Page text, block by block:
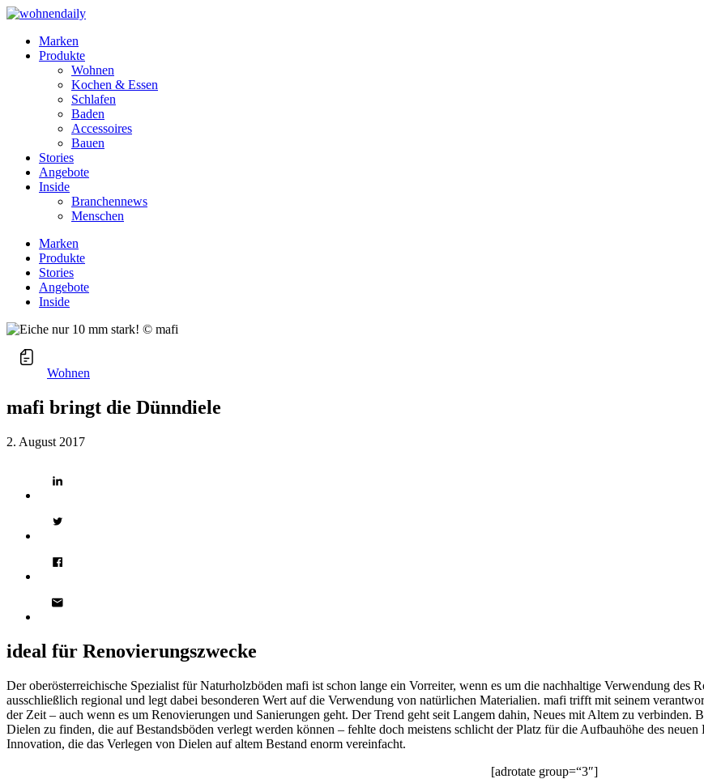
Marken
Produkte
Wohnen
Kochen & Essen
Schlafen
Baden
Accessoires
Bauen
Stories
Angebote
Inside
Branchennews
Menschen
Marken
Produkte
Stories
Angebote
Inside
Wohnen
mafi bringt die Dünndiele
2. August 2017
ideal für Renovierungszwecke
Der oberösterreichische Spezialist für Naturholzböden mafi ist schon lange ein Vorreiter, wenn es um die nachhaltige Verwendung des
ausschließlich regional und legt dabei besonderen Wert auf die Verwendung von natürlichen Materialien. mafi trifft mit seinem
der Zeit – auch wenn es um Renovierungen und Sanierungen geht. Der Trend geht seit Langem dahin, Neues mit Altem zu verbinden.
Dielen zu finden, die auf Bestandsböden verlegt werden können – fehlte doch meistens schlicht der Platz für die Aufbauhöhe des
Innovation, die das Verlegen von Dielen auf altem Bestand enorm vereinfacht.
[adrotate group=“3″]